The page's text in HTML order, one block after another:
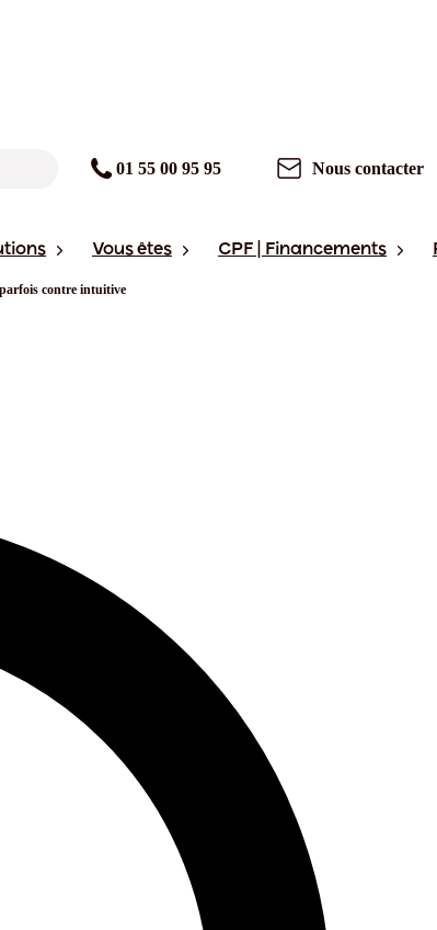
01 55 00 95 95 Nous contacter
Vous êtes CPF | Financements
contre intuitive